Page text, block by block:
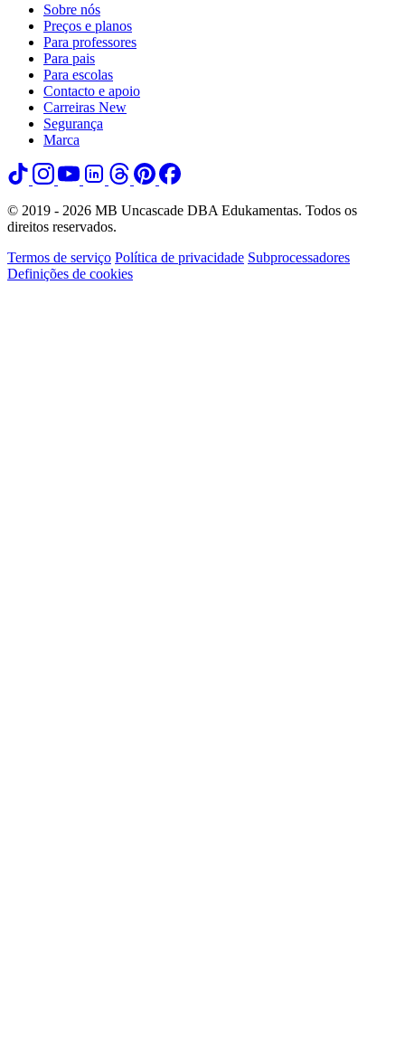
Sobre nós
Preços e planos
Para professores
Para pais
Para escolas
Contacto e apoio
Carreiras New
Segurança
Marca
© 2019 - 2026 MB Uncascade DBA Edukamentas. Todos os
direitos reservados.
Termos de serviço Política de privacidade Subprocessadores
Definições de cookies